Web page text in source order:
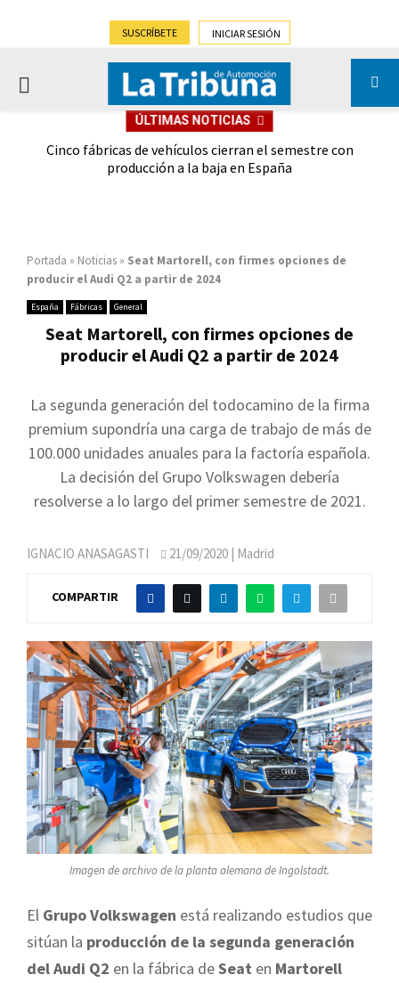
SUSCRÍBETE INICIAR SESIÓN
PRIMARY
ÚLTIMAS NOTICIAS
Cinco fábricas de vehículos cierran el semestre con
producción a la baja en España
Portada » Noticias » Seat Martorell, con firmes opciones de
producir el Audi Q2 a partir de 2024
España Fábricas General
Seat Martorell, con firmes opciones de
producir el Audi Q2 a partir de 2024
La segunda generación del todocamino de la firma
premium supondría una carga de trabajo de más de
100.000 unidades anuales para la factoría española.
La decisión del Grupo Volkswagen debería
resolverse a lo largo del primer semestre de 2021.
IGNACIO ANASAGASTI 21/09/2020 | Madrid
COMPARTIR
Imagen de archivo de la planta alemana de Ingolstadt.
El Grupo Volkswagen está realizando estudios que
sitúan la producción de la segunda generación
del Audi Q2 en la fábrica deSeat en Martorell